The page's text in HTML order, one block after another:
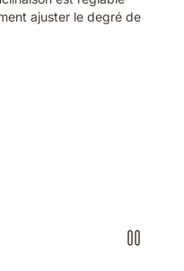
ajuster le degré de